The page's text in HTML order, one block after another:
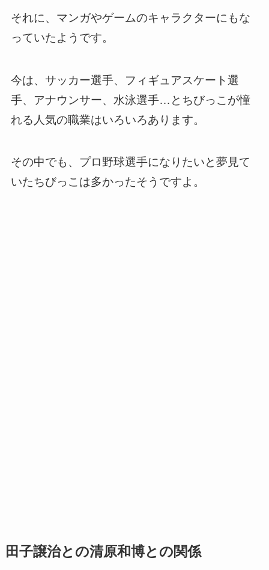
それに、マンガやゲームのキャラクターにもな
っていたようです。
今は、サッカー選手、フィギュアスケート選
手、アナウンサー、水泳選手…とちびっこが憧
れる人気の職業はいろいろあります。
その中でも、プロ野球選手になりたいと夢見て
いたちびっこは多かったそうですよ。
田子譲治との清原和博との関係